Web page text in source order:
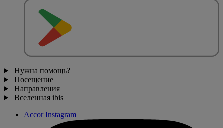
Нужна помощь?
Посещение
Направления
Вселенная ibis
Accor Instagram